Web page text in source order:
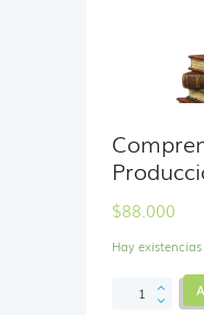
$88.000
Hay existencias
Comprensión